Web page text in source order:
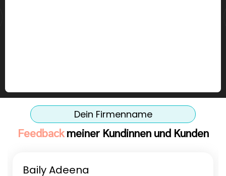
Dein Firmenname
Feedbackmeiner Kundinnen und Kunden
Baily Adeena